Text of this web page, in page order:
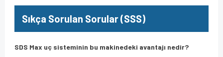
Sıkça Sorulan Sorular (SSS)
SDS Max uç sisteminin bu makinedeki avantajı nedir?